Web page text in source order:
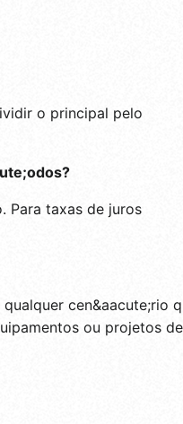
o principal pelo
Para taxas de juros
cen&aacute;rio
ou projetos de